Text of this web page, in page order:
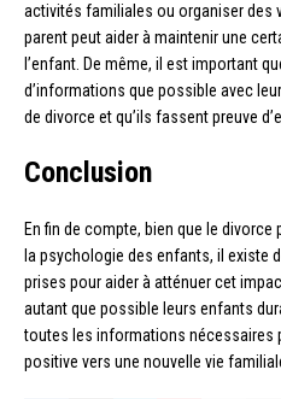
activités familiales ou organiser des
parent peut aider à maintenir une
l’enfant. De même, il est important
d’informations que possible avec
de divorce et qu’ils fassent preuve
Conclusion
En fin de compte, bien que le
la psychologie des enfants, il existe
prises pour aider à atténuer cet
autant que possible leurs enfants
toutes les informations nécessaires
positive vers une nouvelle vie